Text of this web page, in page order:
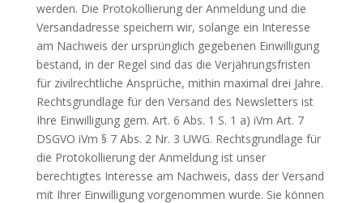
werden. Die Protokollierung der Anmeldung und die
Versandadresse speichern wir, solange ein Interesse
am Nachweis der ursprünglich gegebenen Einwilligung
bestand, in der Regel sind das die Verjährungsfristen
für zivilrechtliche Ansprüche, mithin maximal drei Jahre.
Rechtsgrundlage für den Versand des Newsletters ist
Ihre Einwilligung gem. Art. 6 Abs. 1 S. 1 a) iVm Art. 7
DSGVO iVm § 7 Abs. 2 Nr. 3 UWG. Rechtsgrundlage für
die Protokollierung der Anmeldung ist unser
berechtigtes Interesse am Nachweis, dass der Versand
mit Ihrer Einwilligung vorgenommen wurde. Sie können